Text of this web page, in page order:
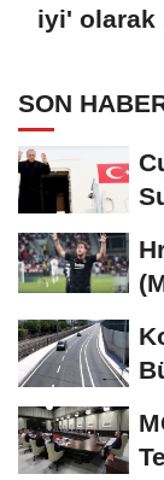
iyi' olarak
SON